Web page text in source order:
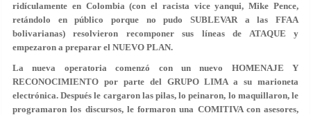
ridículamente en Colombia (con el racista vice yanqui, Mike Pence,
retándolo en público porque no pudo SUBLEVAR a las FFAA
bolivarianas) resolvieron recomponer sus líneas de ATAQUE y
empezaron a preparar el NUEVO PLAN.
La nueva operatoria comenzó con un nuevo HOMENAJE Y
RECONOCIMIENTO por parte del GRUPO LIMA a su marioneta
electrónica. Después le cargaron las pilas, lo peinaron, lo maquillaron, le
programaron los discursos, le formaron una COMITIVA con asesores,